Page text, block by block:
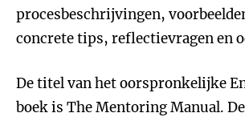
procesbeschrijvingen,
concrete tips, reflectievragen en
De titel van het oorspronkelijke
boek is The Mentoring Manual.